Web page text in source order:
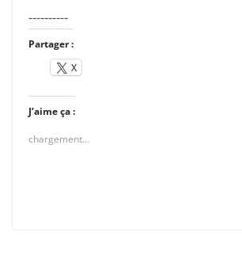
----------
Partager :
X
J’aime ça :
chargement…